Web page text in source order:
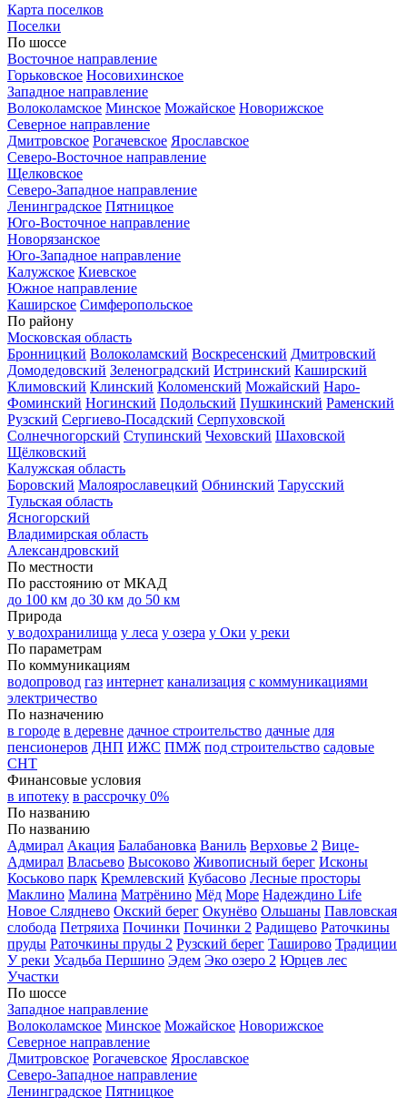
Карта поселков
Поселки
По шоссе
Восточное направление
Горьковское Носовихинское
Западное направление
Волоколамское Минское Можайское Новорижское
Северное направление
Дмитровское Рогачевское Ярославское
Северо-Восточное направление
Щелковское
Северо-Западное направление
Ленинградское Пятницкое
Юго-Восточное направление
Новорязанское
Юго-Западное направление
Калужское Киевское
Южное направление
Каширское Симферопольское
По району
Московская область
Бронницкий Волоколамский Воскресенский Дмитровский
Домодедовский Зеленоградский Истринский Каширский
Климовский Клинский Коломенский Можайский Наро-
Фоминский Ногинский Подольский Пушкинский Раменский
Рузский Сергиево-Посадский Серпуховской
Солнечногорский Ступинский Чеховский Шаховской
Щёлковский
Калужская область
Боровский Малоярославецкий Обнинский Тарусский
Тульская область
Ясногорский
Владимирская область
Александровский
По местности
По расстоянию от МКАД
до 100 км до 30 км до 50 км
Природа
у водохранилища у леса у озера у Оки у реки
По параметрам
По коммуникациям
водопровод газ интернет канализация с коммуникациями
электричество
По назначению
в городе в деревне дачное строительство дачные для
пенсионеров ДНП ИЖС ПМЖ под строительство садовые
СНТ
Финансовые условия
в ипотеку в рассрочку 0%
По названию
По названию
Адмирал Акация Балабановка Ваниль Верховье 2 Вице-
Адмирал Власьево Высоково Живописный берег Исконы
Коськово парк Кремлевский Кубасово Лесные просторы
Маклино Малина Матрёнино Мёд Море Надеждино Life
Новое Сляднево Окский берег Окунёво Ольшаны Павловская
слобода Петряиха Починки Починки 2 Радищево Раточкины
пруды Раточкины пруды 2 Рузский берег Таширово Традиции
У реки Усадьба Першино Эдем Эко озеро 2 Юрцев лес
Участки
По шоссе
Западное направление
Волоколамское Минское Можайское Новорижское
Северное направление
Дмитровское Рогачевское Ярославское
Северо-Западное направление
Ленинградское Пятницкое